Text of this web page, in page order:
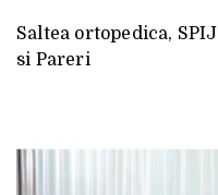
Saltea ortopedica,
si Pareri